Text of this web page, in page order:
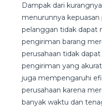
Dampak dari
menurunnya
pelanggan tidak dapat
pengiriman barang
perusahaan tidak
pengiriman yang
juga mempengaruhi
perusahaan karena
banyak waktu dan